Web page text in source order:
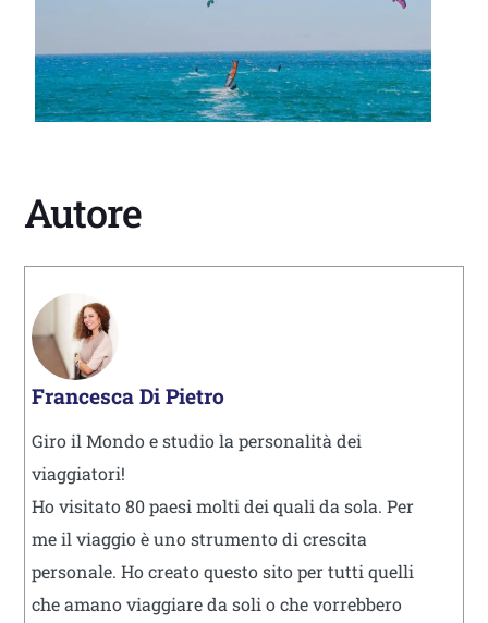
Autore
Francesca Di Pietro
Giro il Mondo e studio la personalità dei
viaggiatori!
Ho visitato 80 paesi molti dei quali da sola. Per
me il viaggio è uno strumento di crescita
personale. Ho creato questo sito per tutti quelli
che amano viaggiare da soli o che vorrebbero